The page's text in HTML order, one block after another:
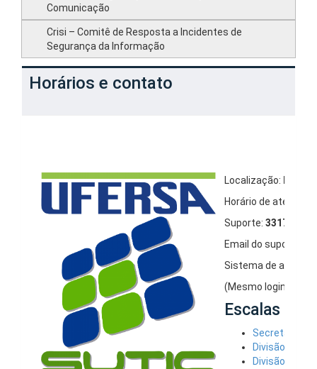
Comunicação
Crisi – Comitê de Resposta a Incidentes de
Segurança da Informação
Horários e contato
Localização:
Horário de
Suporte: 3317 –
Email do suporte:
Sistema de
(Mesmo login e
Escalas e
Secretaria
Divisão de
Divisão de